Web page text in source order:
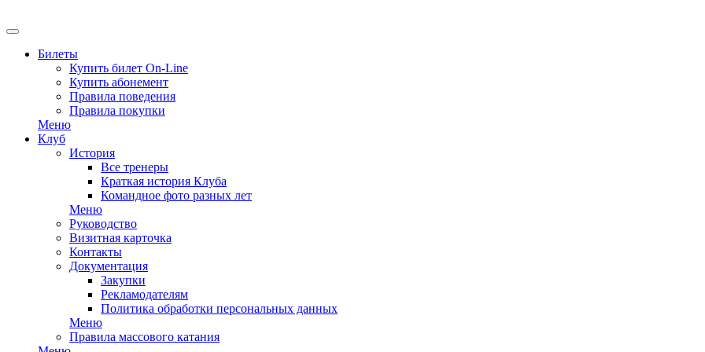
Билеты
Купить билет On-Line
Купить абонемент
Правила поведения
Правила покупки
Меню
Клуб
История
Все тренеры
Краткая история Клуба
Командное фото разных лет
Меню
Руководство
Визитная карточка
Контакты
Документация
Закупки
Рекламодателям
Политика обработки персональных данных
Меню
Правила массового катания